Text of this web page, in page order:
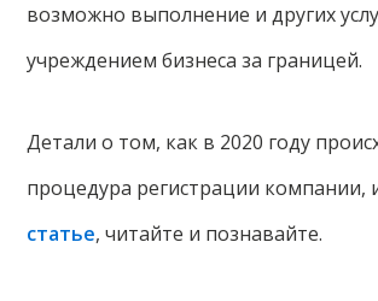
возможно выполнение и других
учреждением бизнеса за границей.
Детали о том, как в 2020 году
процедура регистрации компании,
статье, читайте и познавайте.